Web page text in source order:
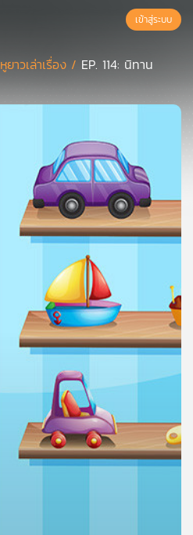
เข้าสู่ระบบ
หูยาวเล่าเรื่อง / EP. 114: นิทาน